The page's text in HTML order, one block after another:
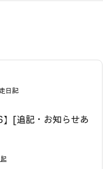
日記
[追記・お知らせあ